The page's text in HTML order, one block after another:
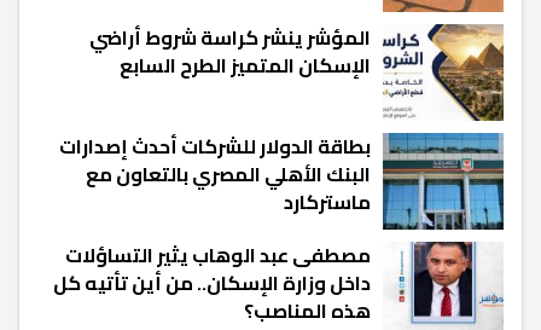
المؤشر ينشر كراسة شروط أراضي
الإسكان المتميز الطرح السابع
بطاقة الدولار للشركات أحدث إصدارات
البنك الأهلي المصري بالتعاون مع
ماستركارد
مصطفى عبد الوهاب يثير التساؤلات
داخل وزارة الإسكان.. من أين تأتيه كل
هذه المناصب؟